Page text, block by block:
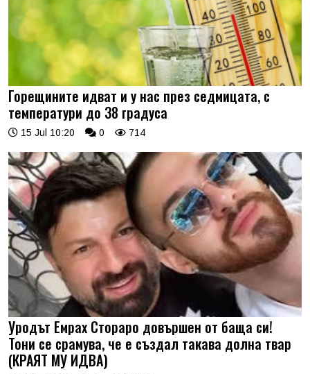
Горещините идват и у нас през седмицата, с
температури до 38 градуса
15 Jul 10:20 0 714
Уродът Емрах Стораро довършен от баща си!
Тони се срамува, че е създал такава долна твар
(КРАЯТ МУ ИДВА)